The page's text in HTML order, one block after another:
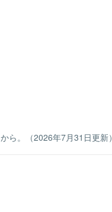
ら。（2026年7月31日更新）